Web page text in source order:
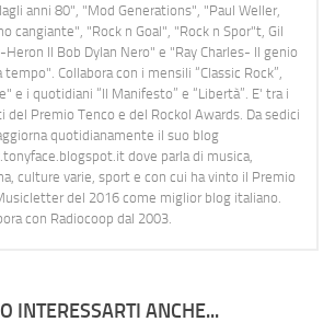
anni 80", "Mod Generations", "Paul Weller,
cangiante", "Rock n Goal", "Rock n Spor"t, Gil
Il Bob Dylan Nero" e "Ray Charles- Il genio
tempo". Collabora con i mensili “Classic Rock”,
e i quotidiani “Il Manifesto” e “Libertà”. E' tra i
del Premio Tenco e del Rockol Awards. Da sedici
quotidianamente il suo blog
dove parla di musica,
culture varie, sport e con cui ha vinto il Premio
del 2016 come miglior blog italiano.
con Radiocoop dal 2003.
INTERESSARTI ANCHE...